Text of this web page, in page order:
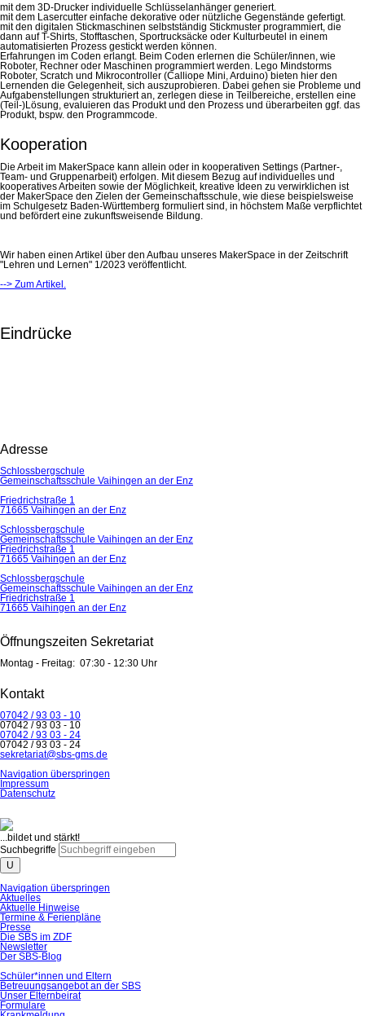
mit dem 3D-Drucker individuelle Schlüsselanhänger generiert.
mit dem Lasercutter einfache dekorative oder nützliche Gegenstände gefertigt.
mit den digitalen Stickmaschinen selbstständig Stickmuster programmiert, die
dann auf T-Shirts, Stofftaschen, Sportrucksäcke oder Kulturbeutel in einem
automatisierten Prozess gestickt werden können.
Erfahrungen im Coden erlangt. Beim Coden erlernen die Schüler/innen, wie
Roboter, Rechner oder Maschinen programmiert werden. Lego Mindstorms
Roboter, Scratch und Mikrocontroller (Calliope Mini, Arduino) bieten hier den
Lernenden die Gelegenheit, sich auszuprobieren. Dabei gehen sie Probleme und
Aufgabenstellungen strukturiert an, zerlegen diese in Teilbereiche, erstellen eine
(Teil-)Lösung, evaluieren das Produkt und den Prozess und überarbeiten ggf. das
Produkt, bspw. den Programmcode.
Kooperation
Die Arbeit im MakerSpace kann allein oder in kooperativen Settings (Partner-,
Team- und Gruppenarbeit) erfolgen. Mit diesem Bezug auf individuelles und
kooperatives Arbeiten sowie der Möglichkeit, kreative Ideen zu verwirklichen ist
der MakerSpace den Zielen der Gemeinschaftsschule, wie diese beispielsweise
im Schulgesetz Baden-Württemberg formuliert sind, in höchstem Maße verpflichtet
und befördert eine zukunftsweisende Bildung.
Wir haben einen Artikel über den Aufbau unseres MakerSpace in der Zeitschrift
"Lehren und Lernen" 1/2023 veröffentlicht.
--> Zum Artikel.
Eindrücke
Adresse
Schlossbergschule
Gemeinschaftsschule Vaihingen an der Enz
Friedrichstraße 1
71665 Vaihingen an der Enz
Schlossbergschule
Gemeinschaftsschule Vaihingen an der Enz
Friedrichstraße 1
71665 Vaihingen an der Enz
Schlossbergschule
Gemeinschaftsschule Vaihingen an der Enz
Friedrichstraße 1
71665 Vaihingen an der Enz
Öffnungszeiten Sekretariat
Montag - Freitag: 07:30 - 12:30 Uhr
Kontakt
07042 / 93 03 - 10
07042 / 93 03 - 10
07042 / 93 03 - 24
07042 / 93 03 - 24
sekretariat@sbs-gms.de
Navigation überspringen
Impressum
Datenschutz
...bildet und stärkt!
Suchbegriffe
U
Navigation überspringen
Aktuelles
Aktuelle Hinweise
Termine & Ferienpläne
Presse
Die SBS im ZDF
Newsletter
Der SBS-Blog
Schüler*innen und Eltern
Betreuungsangebot an der SBS
Unser Elternbeirat
Formulare